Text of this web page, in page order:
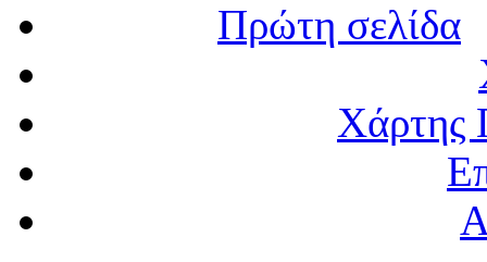
Πρώτη σελίδα
Χάρτης